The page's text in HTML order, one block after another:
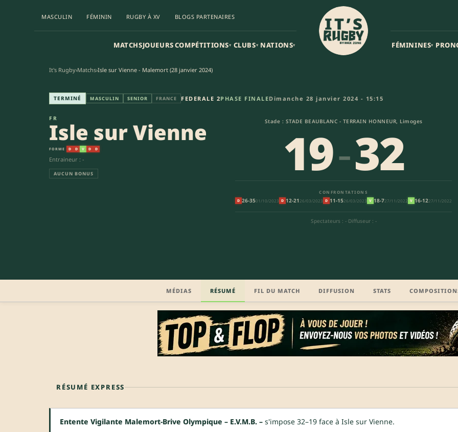
MASCULIN FÉMININ RUGBY À XV BLOGS PARTENAIRES
MATCHSJOUEURSCOMPÉTITIONS▾ CLUBS▾ NATIONS▾ FÉMININES▾
It's Rugby›Matchs›Isle sur Vienne - Malemort (28 janvier 2024)
Isle sur Vienne - Entente Vigilante Malemort-Brive
TERMINÉ MASCULIN SENIOR FRANCE FEDERALE 2PHASE FINALEDimanche 28 janvier 2024 - 15:15
FR
Isle sur Vienne
FORME D D V D D
Entraineur : -
AUCUN BONUS
Stade : STADE BEAUBLANC - TERRAIN HONNEUR, Limoges
19-32
CONFRONTATIONS
D 26-3501/10/2023 D 12-21 26/03/2023 D 11-1526/03/2023 V 18-727/11/2022 V 16-1227/11/2022
Spectateurs : -·Diffuseur : -
MÉDIAS RÉSUMÉ FIL DU MATCH DIFFUSION STATS
RÉSUMÉ EXPRESS
Entente Vigilante Malemort-Brive Olympique – E.V.M.B. – s'impose 32–19 face à Isle sur Vienne.